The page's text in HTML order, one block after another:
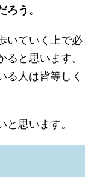
う。
いていく上で必
と思います。
る人は皆等しく
思います。